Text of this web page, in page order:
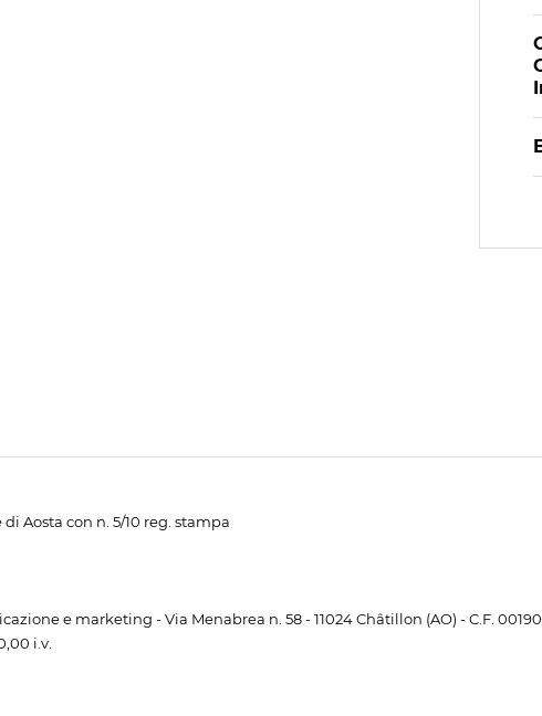
Aosta con n. 5/10 reg. stampa
e marketing - Via Menabrea n. 58 - 11024 Châtillon (AO) - C.F.
i.v.